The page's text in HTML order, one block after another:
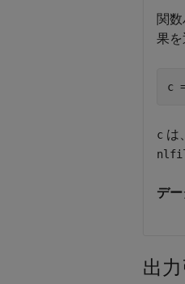
関
果
c
c は
デ
出